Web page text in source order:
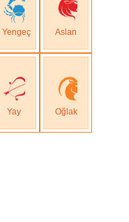
Yengeç Aslan
Yay Oğlak